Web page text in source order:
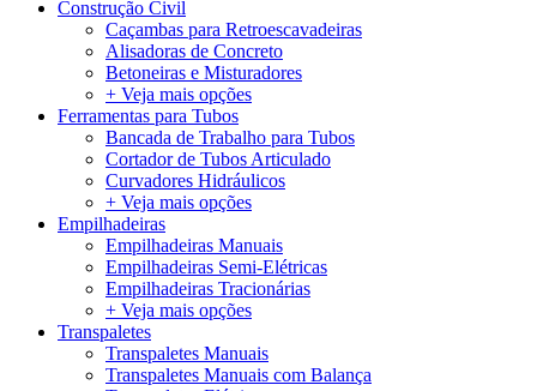
Construção Civil
Caçambas para Retroescavadeiras
Alisadoras de Concreto
Betoneiras e Misturadores
+ Veja mais opções
Ferramentas para Tubos
Bancada de Trabalho para Tubos
Cortador de Tubos Articulado
Curvadores Hidráulicos
+ Veja mais opções
Empilhadeiras
Empilhadeiras Manuais
Empilhadeiras Semi-Elétricas
Empilhadeiras Tracionárias
+ Veja mais opções
Transpaletes
Transpaletes Manuais
Transpaletes Manuais com Balança